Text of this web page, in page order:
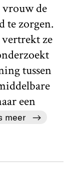
vrouw de
te zorgen.
vertrekt ze
tussen
een
meer